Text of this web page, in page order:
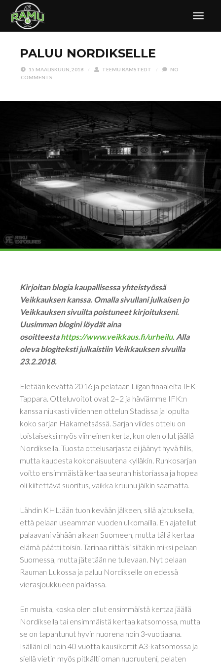
PALUU NORDIKSELLE
15 MAALISKUUN, 2018 / TEEMU RAMSTEDT /
NO
COMMENTS
Kirjoitan blogia kaupallisessa yhteistyössä
Veikkauksen kanssa. Omalla sivullani julkaisen jo
Veikkauksen sivuilta poistuneet kirjoitukseni.
Uusimman blogini löydät aina
osoitteestahttps://www.veikkaus.fi/urheilu. Alla
oleva blogiteksti julkaistiin Veikkauksen sivuilla
23.2.2018.
Eletään kevättä 2016 ja pelataan Liigan finaaleita IFK-
Tappara. Otteluvoitot ovat 2–2 ja häviämme IFK:n
kanssa niukasti viidennen ottelun Stadissa ja lopulta
koko sarjan Hakametsässä. Sarjan viides ottelu on
toistaiseksi myös viimeinen kerta, kun olen ollut jäällä
Nordiksella. Tuosta ottelusarjasta ei jäänyt hyvä fiilis,
mutta kaudesta kokonaisuutena kylläkin. Runkosarjan
voitto ensimmäistä kertaa seuran historiassa ja hopea
oli kiitettävä suoritus, vaikka kruunu jäikin saamatta.
Lähdin KHL:ään tuon kevään jälkeen, sillä ajatuksella,
että pelaan useamman vuoden ulkomailla. En ajatellut
palaavani vähään aikaan Suomeen, mutta tällä kertaa
elämä päätti toisin. Tarinaa riittäisi siitäkin miksi pelaan
Suomessa, mutta jätetään ne tulevaan. Nyt pelaan
Rauman Lukossa ja paluu Nordikselle on edessä
vierasjoukkueen paidassa.
En muista, koska olen ollut ensimmäistä kertaa jäällä
Nordiksella tai ensimmäistä kertaa katsomossa, mutta
se on tapahtunut hyvin nuorena noin 3-vuotiaana.
Isälläni oli noin 40 vuotta kausikortit A3-katsomossa ja
siellä vietin myös pitkälti oman nuoruuteni, pelaten